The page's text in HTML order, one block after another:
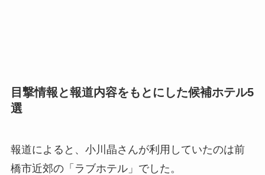
目撃情報と報道内容をもとにした候補ホテル5
選
報道によると、小川晶さんが利用していたのは前
橋市近郊の「ラブホテル」でした。